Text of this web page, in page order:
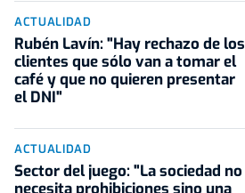
ACTUALIDAD
Rubén Lavín: "Hay rechazo de los
clientes que sólo van a tomar el
café y que no quieren presentar
el DNI"
ACTUALIDAD
Sector del juego: "La sociedad no